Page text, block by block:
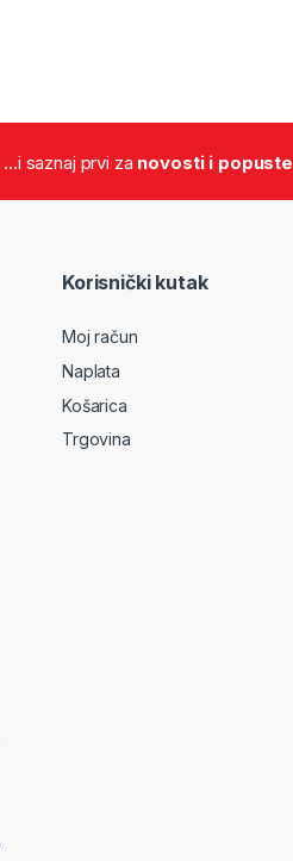
...i saznaj prvi za novosti i popuste
Korisnički kutak
Moj račun
Naplata
Košarica
Trgovina